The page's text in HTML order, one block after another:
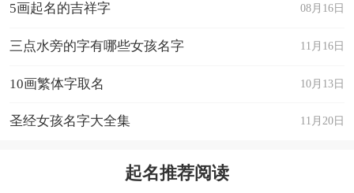
08月16日
5画起名的吉祥字
11月16日
三点水旁的字有哪些女孩名字
10月13日
10画繁体字取名
11月20日
圣经女孩名字大全集
起名推荐阅读